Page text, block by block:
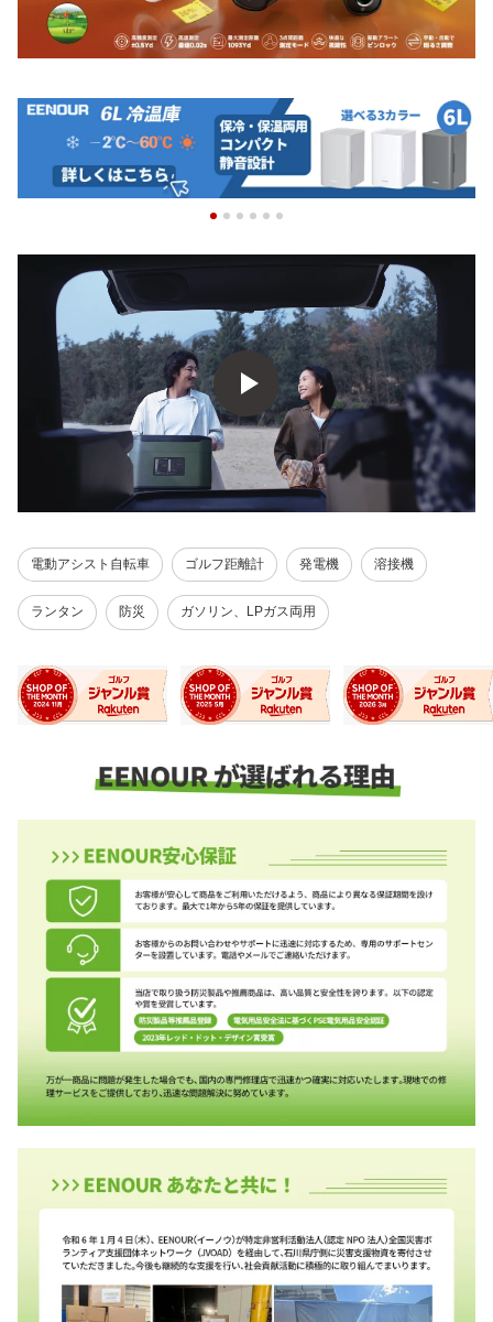
電動アシスト自転車 ゴルフ距離計 発電機 溶接機
ランタン 防災 ガソリン、LPガス両用